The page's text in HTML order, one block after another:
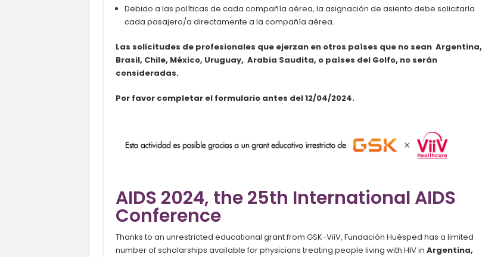
Debido a las políticas de cada compañía aérea, la asignación de asiento debe solicitarla
cada pasajero/a directamente a la compañía aérea.
Las solicitudes de profesionales que ejerzan en otros países que no sean Argentina,
Brasil, Chile, México, Uruguay, Arabia Saudita, o países del Golfo, no serán
consideradas.
Por favor completar el formulario antes del 12/04/2024.
AIDS 2024, the 25th International AIDS
Conference
Thanks to an unrestricted educational grant from GSK-ViiV, Fundación Huésped has a limited
number of scholarships available for physicians treating people living with HIV in Argentina,